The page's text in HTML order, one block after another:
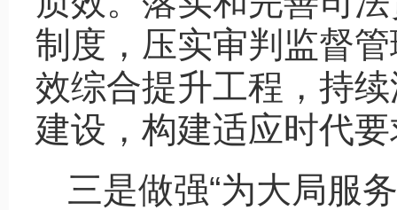
制度，压实审判监督
效综合提升工程，持
建设，构建适应时代
三是做强“为大局服